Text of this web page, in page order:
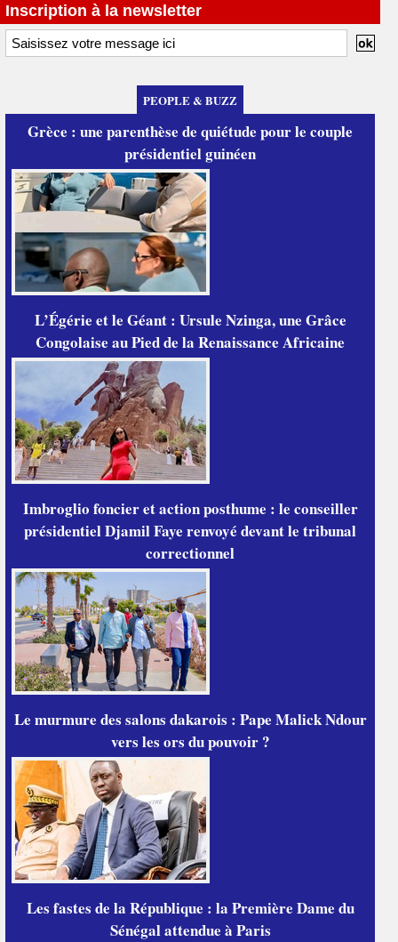
Inscription à la newsletter
PEOPLE & BUZZ
Grèce : une parenthèse de quiétude pour le couple
présidentiel guinéen
L’Égérie et le Géant : Ursule Nzinga, une Grâce
Congolaise au Pied de la Renaissance Africaine
Imbroglio foncier et action posthume : le conseiller
présidentiel Djamil Faye renvoyé devant le tribunal
correctionnel
Le murmure des salons dakarois : Pape Malick Ndour
vers les ors du pouvoir ?
Les fastes de la République : la Première Dame du
Sénégal attendue à Paris